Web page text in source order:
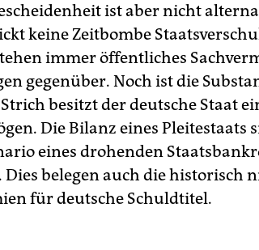
ist aber nicht
keine Zeitbombe
immer öffentliches
gegenüber. Noch ist die
besitzt der deutsche Staat
Die Bilanz eines Pleitestaats
eines drohenden
Dies belegen auch die historisch
für deutsche Schuldtitel.